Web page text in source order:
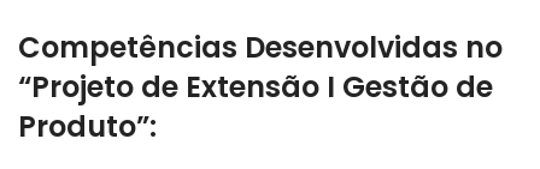
Competências Desenvolvidas no
“Projeto de Extensão I Gestão de
Produto”: